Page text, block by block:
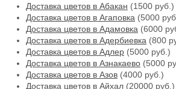
Доставка цветов в Абакан (1500 руб.)
Доставка цветов в Агаповка (5000
Доставка цветов в Адамовка (6000
Доставка цветов в Адербиевка (800
Доставка цветов в Адлер (5000 руб.)
Доставка цветов в Азнакаево (5000
Доставка цветов в Азов (4000 руб.)
Доставка цветов в Айхал (20000 руб.)